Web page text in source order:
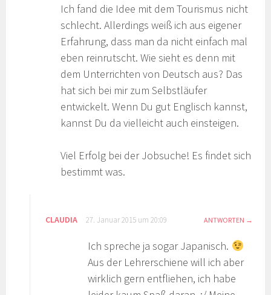
Ich fand die Idee mit dem Tourismus nicht
schlecht. Allerdings weiß ich aus eigener
Erfahrung, dass man da nicht einfach mal
eben reinrutscht. Wie sieht es denn mit
dem Unterrichten von Deutsch aus? Das
hat sich bei mir zum Selbstläufer
entwickelt. Wenn Du gut Englisch kannst,
kannst Du da vielleicht auch einsteigen.
Viel Erfolg bei der Jobsuche! Es findet sich
bestimmt was.
CLAUDIA 27. Januar 2015 um 20:09 ANTWORTEN
Ich spreche ja sogar Japanisch.
Aus der Lehrerschiene will ich aber
wirklich gern entfliehen, ich habe